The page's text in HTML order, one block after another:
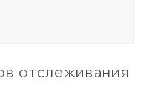
отслеживания